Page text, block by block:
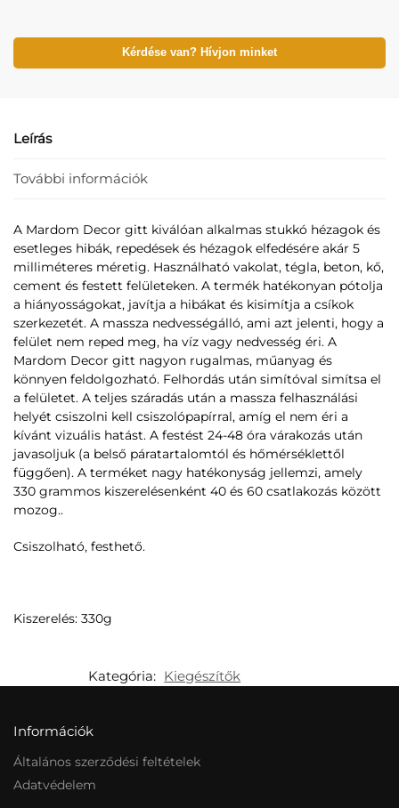
Kérdése van? Hívjon minket
Leírás
További információk
A Mardom Decor gitt kiválóan alkalmas stukkó hézagok és
esetleges hibák, repedések és hézagok elfedésére akár 5
milliméteres méretig. Használható vakolat, tégla, beton, kő,
cement és festett felületeken. A termék hatékonyan pótolja
a hiányosságokat, javítja a hibákat és kisimítja a csíkok
szerkezetét. A massza nedvességálló, ami azt jelenti, hogy a
felület nem reped meg, ha víz vagy nedvesség éri. A
Mardom Decor gitt nagyon rugalmas, műanyag és
könnyen feldolgozható. Felhordás után simítóval simítsa el
a felületet. A teljes száradás után a massza felhasználási
helyét csiszolni kell csiszolópapírral, amíg el nem éri a
kívánt vizuális hatást. A festést 24-48 óra várakozás után
javasoljuk (a belső páratartalomtól és hőmérséklettől
függően). A terméket nagy hatékonyság jellemzi, amely
330 grammos kiszerelésenként 40 és 60 csatlakozás között
mozog..
Csiszolható, festhető.
Kiszerelés: 330g
Kategória: Kiegészítők
Információk
Általános szerződési feltételek
Adatvédelem